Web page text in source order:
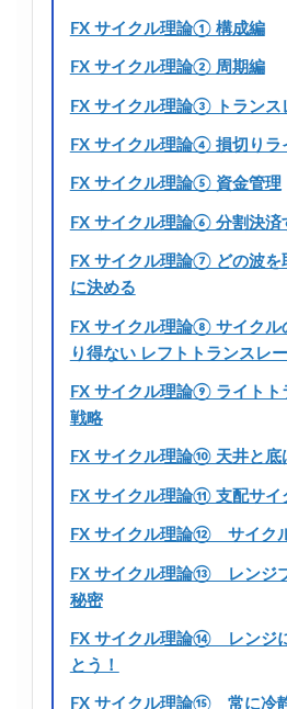
FX サイクル理論① 構成編
FX サイクル理論② 周期編
FX サイクル理論③ トランス
FX サイクル理論④ 損切りラ
FX サイクル理論⑤ 資金管理
FX サイクル理論⑥ 分割決済
FX サイクル理論⑦ どの波を
に決める
FX サイクル理論⑧ サイクル
り得ない レフトトランスレ
FX サイクル理論⑨ ライトト
戦略
FX サイクル理論⑩ 天井と底
FX サイクル理論⑪ 支配サイ
FX サイクル理論⑫ サイク
FX サイクル理論⑬ レンジ
秘密
FX サイクル理論⑭ レンジ
とう！
FX サイクル理論⑮ 常に冷